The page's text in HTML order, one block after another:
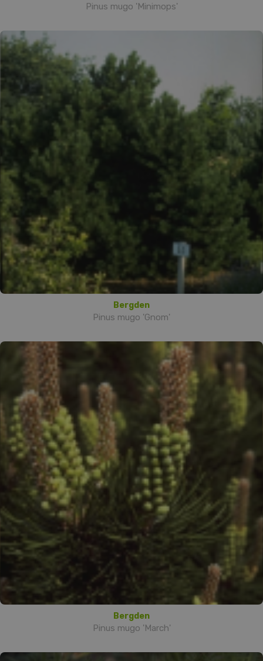
Pinus mugo 'Minimops'
Bergden
Pinus mugo 'Gnom'
Bergden
Pinus mugo 'March'